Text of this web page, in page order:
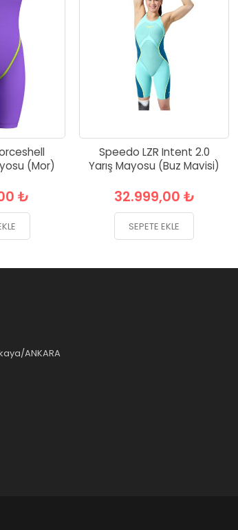
(Mor)
₺
Speedo LZR Intent 2.0
Yarış Mayosu (Buz Mavisi)
32.999,00 ₺
SEPETE EKLE
ANKARA